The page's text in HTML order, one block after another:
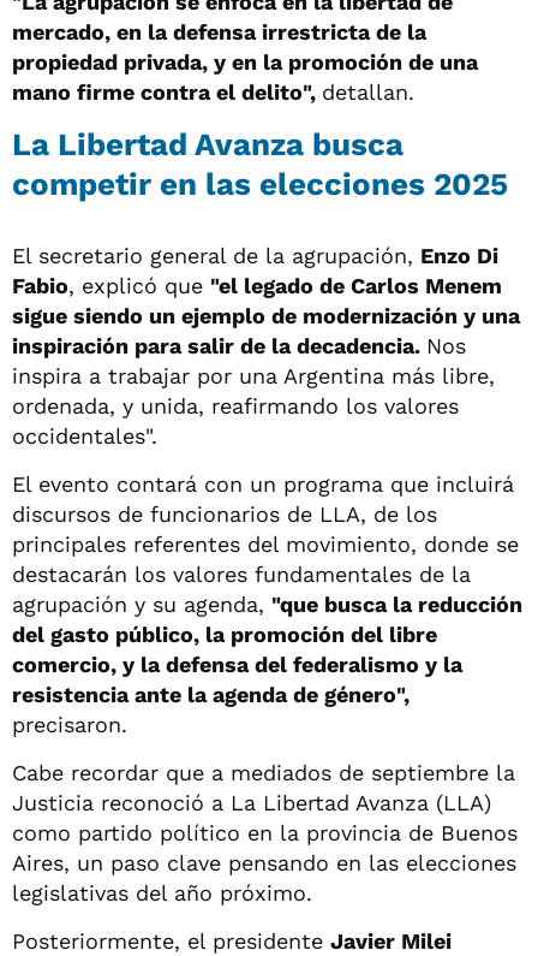
mercado, en la defensa irrestricta de la
propiedad privada, y en la promoción de una
mano firme contra el delito", detallan.
La Libertad Avanza busca
competir en las elecciones 2025
El secretario general de la agrupación, Enzo Di
Fabio, explicó que "el legado de Carlos Menem
sigue siendo un ejemplo de modernización y una
inspiración para salir de la decadencia. Nos
inspira a trabajar por una Argentina más libre,
ordenada, y unida, reafirmando los valores
occidentales".
El evento contará con un programa que incluirá
discursos de funcionarios de LLA, de los
principales referentes del movimiento, donde se
destacarán los valores fundamentales de la
agrupación y su agenda, "que busca la reducción
del gasto público, la promoción del libre
comercio, y la defensa del federalismo y la
resistencia ante la agenda de género",
precisaron.
Cabe recordar que a mediados de septiembre la
Justicia reconoció a La Libertad Avanza (LLA)
como partido político en la provincia de Buenos
Aires, un paso clave pensando en las elecciones
legislativas del año próximo.
Posteriormente, el presidente Javier Milei